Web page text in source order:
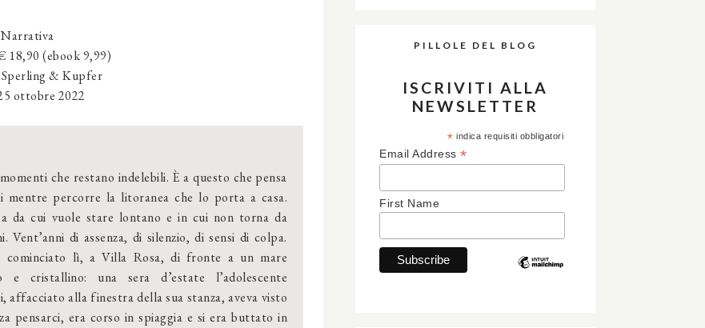
Narrativa
18,90 (ebook 9,99)
Sperling & Kupfer
ottobre 2022
che restano indelebili. È a questo che pensa
mentre percorre la litoranea che lo porta a casa.
da cui vuole stare lontano e in cui non torna da
Vent’anni di assenza, di silenzio, di sensi di colpa.
lì, a Villa Rosa, di fronte a un mare
e cristallino: una sera d’estate l’adolescente
affacciato alla finestra della sua stanza, aveva visto
pensarci, era corso in spiaggia e si era buttato in
PILLOLE DEL BLOG
ISCRIVITI ALLA
NEWSLETTER
* indica requisiti obbligatori
Email Address *
First Name